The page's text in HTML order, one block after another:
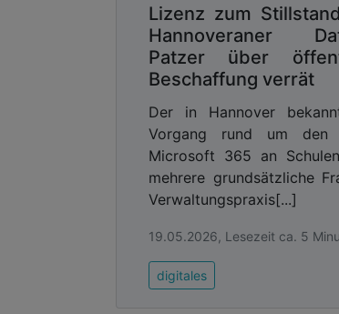
Lizenz zum
Hannoveraner
Patzer über
Beschaffung verrät
Der in Hannover
Vorgang rund um den
Microsoft 365 an
mehrere grundsätzliche
Verwaltungspraxis[...]
19.05.2026, Lesezeit ca. 5
digitales